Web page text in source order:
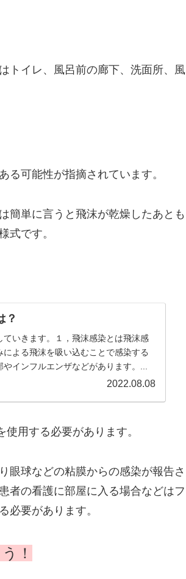
トイレ、風呂前の廊下、洗面所、風
る可能性が指摘されています。
簡単に言うと飛沫が乾燥したあとも
式です。
？
いきます。１，飛沫感染とは飛沫感
よる飛沫を吸い込むことで感染する
インフルエンザなどがあります。...
2022.08.08
用する必要があります。
眼球などの粘膜からの感染が報告さ
者の看護に部屋に入る場合などはフ
必要があります。
！